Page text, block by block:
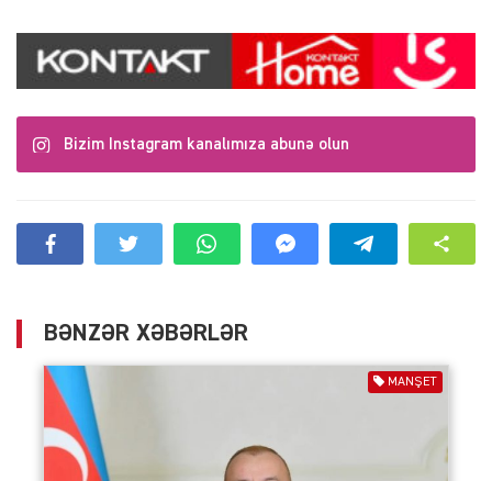
Bizim Instagram kanalımıza abunə olun
BƏNZƏR XƏBƏRLƏR
MANŞET